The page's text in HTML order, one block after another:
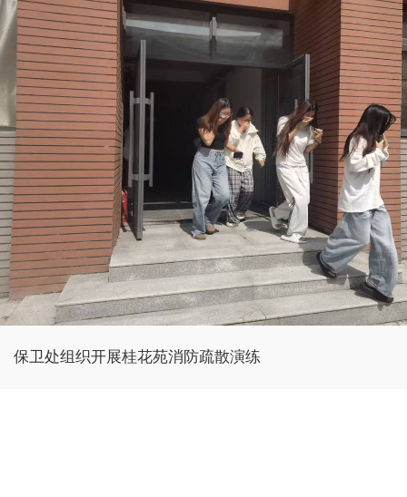
保卫处组织开展桂花苑消防疏散演练